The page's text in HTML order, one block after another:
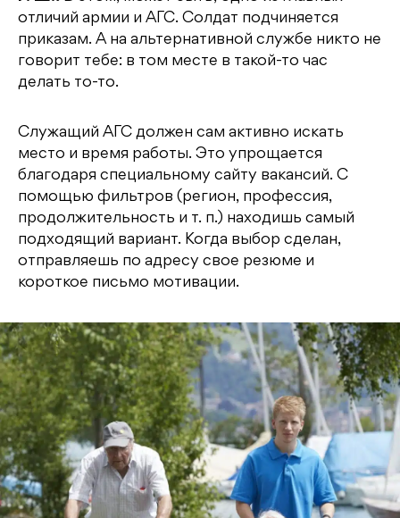
отличий армии и АГС. Солдат подчиняется
приказам. А на альтернативной службе никто не
говорит тебе: в том месте в такой-то час
делать то-то.
Служащий АГС должен сам активно искать
место и время работы. Это упрощается
благодаря специальному сайту вакансий. С
помощью фильтров (регион, профессия,
продолжительность и т. п.) находишь самый
подходящий вариант. Когда выбор сделан,
отправляешь по адресу свое резюме и
короткое письмо мотивации.